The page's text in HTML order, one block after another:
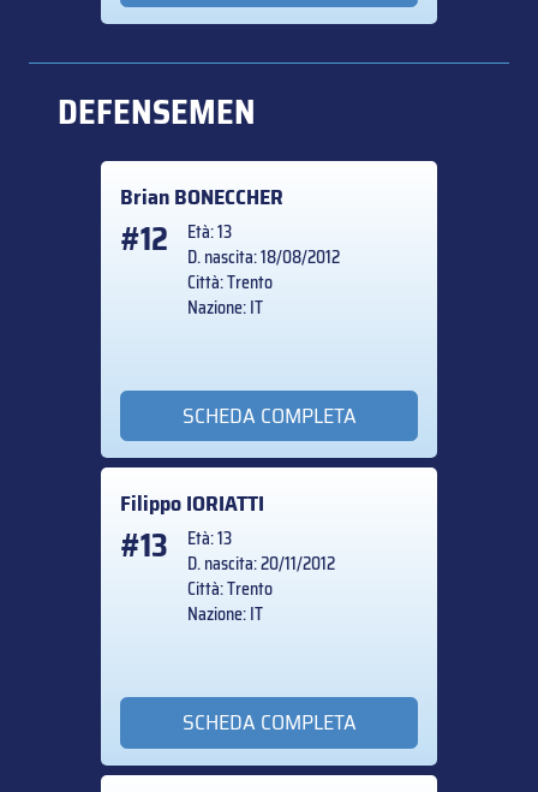
DEFENSEMEN
BrianBONECCHER
#12
Età: 13
D. nascita: 18/08/2012
Città: Trento
Nazione: IT
SCHEDA COMPLETA
FilippoIORIATTI
#13
Età: 13
D. nascita: 20/11/2012
Città: Trento
Nazione: IT
SCHEDA COMPLETA